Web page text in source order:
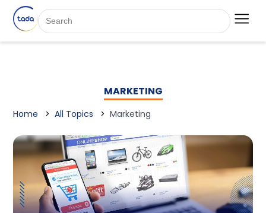
MARKETING
Home All Topics Marketing